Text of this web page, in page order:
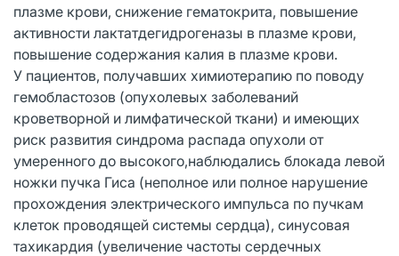
плазме крови, снижение гематокрита, повышение
активности лактатдегидрогеназы в плазме крови,
повышение содержания калия в плазме крови.
У пациентов, получавших химиотерапию по поводу
гемобластозов (опухолевых заболеваний
кроветворной и лимфатической ткани) и имеющих
риск развития синдрома распада опухоли от
умеренного до высокого,наблюдались блокада левой
ножки пучка Гиса (неполное или полное нарушение
прохождения электрического импульса по пучкам
клеток проводящей системы сердца), синусовая
тахикардия (увеличение частоты сердечных